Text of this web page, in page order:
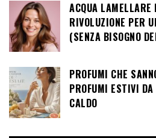
ACQUA
RIVOLUZIONE PER
(SENZA BISOGNO
PROFUMI CHE
PROFUMI ESTIVI DA
CALDO